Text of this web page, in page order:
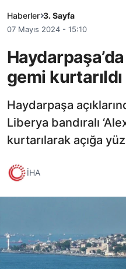
Haberler 3. Sayfa
07 Mayıs 2024 - 15:10
gemi kurtarıldı
Haydarpaşa
Liberya bandıralı
kurtarılarak açığa
İHA